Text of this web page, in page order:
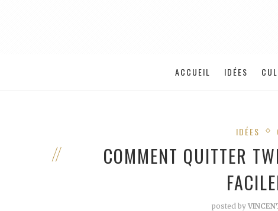
ACCUEIL IDÉES
IDÉES
COMMENT QUITTER
posted by